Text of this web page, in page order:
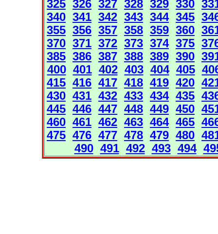
325 326 327 328 329 330
340 341 342 343 344 345
355 356 357 358 359 360
370 371 372 373 374 375
385 386 387 388 389 390
400 401 402 403 404 405
415 416 417 418 419 420
430 431 432 433 434 435
445 446 447 448 449 450
460 461 462 463 464 465
475 476 477 478 479 480
490 491 492 493 494